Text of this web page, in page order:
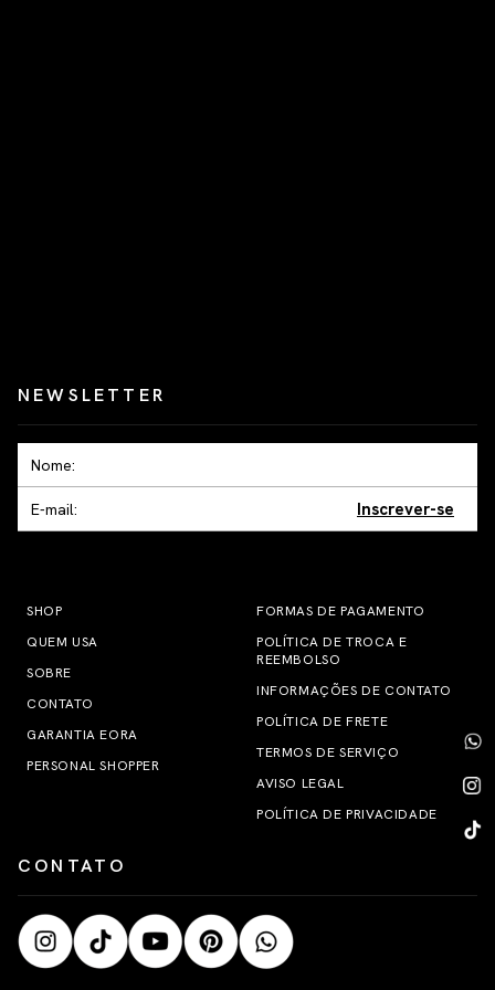
NEWSLETTER
Inscrever-se
SHOP
QUEM USA
SOBRE
CONTATO
GARANTIA EORA
PERSONAL SHOPPER
FORMAS DE PAGAMENTO
POLÍTICA DE TROCA E
REEMBOLSO
INFORMAÇÕES DE CONTATO
POLÍTICA DE FRETE
TERMOS DE SERVIÇO
AVISO LEGAL
POLÍTICA DE PRIVACIDADE
CONTATO